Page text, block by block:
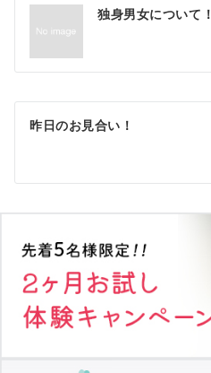
ナ
ビ
ゲ
シ
ョ
ン
独身男女について！
昨日のお見合い！